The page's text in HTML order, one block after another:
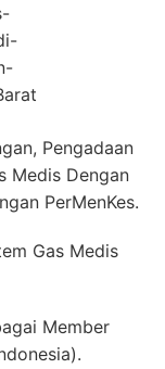
Pengadaan
Medis Dengan
PerMenKes.
Gas Medis
Member